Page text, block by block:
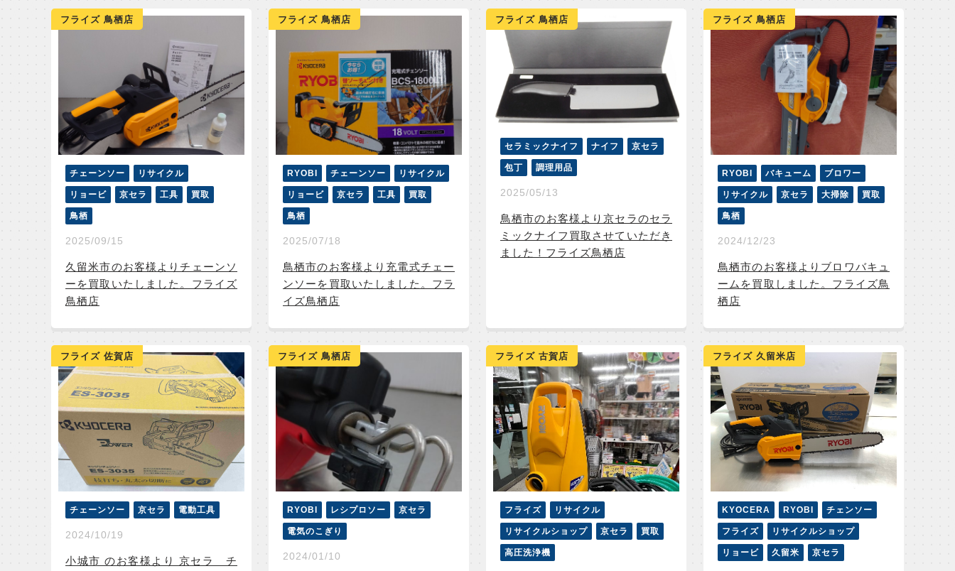
フライズ 鳥栖店
チェーンソー リサイクル
リョービ 京セラ 工具 買取
鳥栖
2025/09/15
久留米市のお客様よりチェーンソ
ーを買取いたしました。フライズ
鳥栖店
フライズ 鳥栖店
RYOBI チェーンソー リサイクル
リョービ 京セラ 工具 買取
鳥栖
2025/07/18
鳥栖市のお客様より充電式チェー
ンソーを買取いたしました。フラ
イズ鳥栖店
フライズ 鳥栖店
セラミックナイフ ナイフ 京セラ
包丁 調理用品
2025/05/13
鳥栖市のお客様より京セラのセラ
ミックナイフ買取させていただき
ました！フライズ鳥栖店
フライズ 鳥栖店
RYOBI バキューム ブロワー
リサイクル 京セラ 大掃除 買取
鳥栖
2024/12/23
鳥栖市のお客様よりブロワバキュ
ームを買取しました。フライズ鳥
栖店
フライズ 佐賀店
チェーンソー 京セラ 電動工具
2024/10/19
小城市 のお客様より 京セラ チ
フライズ 鳥栖店
RYOBI レシプロソー 京セラ
電気のこぎり
2024/01/10
フライズ 古賀店
フライズ リサイクル
リサイクルショップ 京セラ 買取
高圧洗浄機
フライズ 久留米店
KYOCERA RYOBI チェンソー
フライズ リサイクルショップ
リョービ 久留米 京セラ